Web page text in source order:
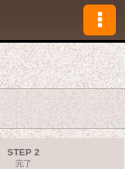
STEP 2
完了